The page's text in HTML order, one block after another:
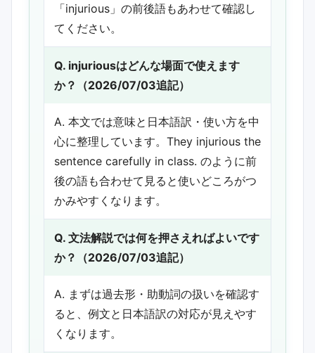
「injurious」の前後語もあわせて確認し
てください。
Q. injuriousはどんな場面で使えます
か？（2026/07/03追記）
A. 本文では意味と日本語訳・使い方を中
心に整理しています。They injurious the
sentence carefully in class. のように前
後の語も合わせて見ると使いどころがつ
かみやすくなります。
Q. 文法解説では何を押さえればよいです
か？（2026/07/03追記）
A. まずは過去形・助動詞の扱いを確認す
ると、例文と日本語訳の対応が見えやす
くなります。